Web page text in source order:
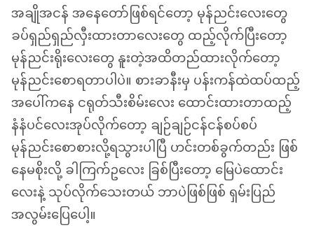
အချိုအငန် အနေတော်ဖြစ်ရင်တော့ မုန်ညင်းလေးတွေ
ခပ်ရှည်ရှည်လှီးထားတာလေးတွေ ထည့်လိုက်ပြီးတော့
မုန်ညင်းရိုးလေးတွေ နူးတဲ့အထိတည်ထားလိုက်တော့
မုန်ညင်းစောရတာပါပဲ။ စားခာနီးမှ ပန်းကန်ထဲထပ်ထည့်
အပေါ်ကနေ ငရုတ်သီးစိမ်းလေး ထောင်းထားတာထည့်
နံနံပင်လေးအုပ်လိုက်တော့ ချဉ်ချဉ်ငန်ငန်စပ်စပ်
မုန်ညင်းစောစားလို့ရသွားပါပြီ ဟင်းတစ်ခွက်တည်း ဖြစ်
နေမစိုးလို့ ခါကြက်ဥလေး ခြစ်ပြီးတော့ မြေပဲထောင်း
လေးနဲ့ သုပ်လိုက်သေးတယ် ဘာပဲဖြစ်ဖြစ် ရှမ်းပြည်
အလွမ်းပြေပေါ့။